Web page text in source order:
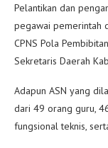
Pelantikan dan
pegawai pemerintah
CPNS Pola
Sekretaris Daerah
Adapun ASN yang
dari 49 orang guru,
fungsional teknis,